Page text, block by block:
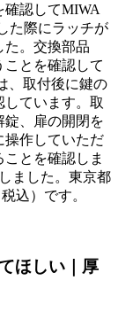
確認してMIWA
た際にラッチが
た。交換部品
とを確認して
、取付後に鍵の
ています。取
錠、扉の開閉を
操作していただ
とを確認しま
ました。東京都
込）です。
ほしい｜厚